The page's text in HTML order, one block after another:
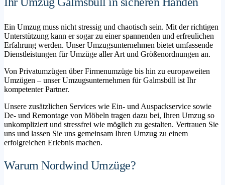
Ein Umzug muss nicht stressig und chaotisch sein. Mit der richtigen
Unterstützung kann er sogar zu einer spannenden und erfreulichen
Erfahrung werden. Unser Umzugsunternehmen bietet umfassende
Dienstleistungen für Umzüge aller Art und Größenordnungen an.
Von Privatumzügen über Firmenumzüge bis hin zu europaweiten
Umzügen – unser Umzugsunternehmen für Galmsbüll ist Ihr
kompetenter Partner.
Unsere zusätzlichen Services wie Ein- und Auspackservice sowie
De- und Remontage von Möbeln tragen dazu bei, Ihren Umzug so
unkompliziert und stressfrei wie möglich zu gestalten. Vertrauen Sie
uns und lassen Sie uns gemeinsam Ihren Umzug zu einem
erfolgreichen Erlebnis machen.
Warum Nordwind Umzüge?